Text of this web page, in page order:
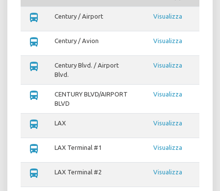
directions_bus Century / Airport Visualizza
directions_bus Century / Avion Visualizza
directions_bus
Century Blvd. / Airport
Blvd.
Visualizza
directions_bus
CENTURY BLVD/AIRPORT
BLVD
Visualizza
directions_bus LAX Visualizza
directions_bus LAX Terminal #1 Visualizza
directions_bus LAX Terminal #2 Visualizza